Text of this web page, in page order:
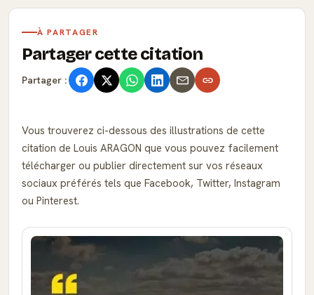
À PARTAGER
Partager cette citation
Partager :
Vous trouverez ci-dessous des illustrations de cette
citation de Louis ARAGON que vous pouvez facilement
télécharger ou publier directement sur vos réseaux
sociaux préférés tels que Facebook, Twitter, Instagram
ou Pinterest.